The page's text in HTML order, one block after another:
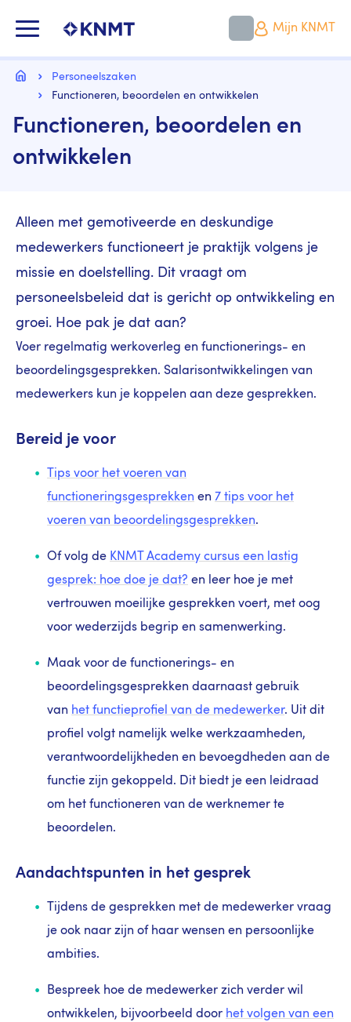
naar
gaan
Mijn KNMT
Kruimelpad
HomePersoneelszaken
Functioneren, beoordelen en ontwikkelen
Functioneren, beoordelen en
ontwikkelen
Alleen met gemotiveerde en deskundige
medewerkers functioneert je praktijk volgens je
missie en doelstelling. Dit vraagt om
personeelsbeleid dat is gericht op ontwikkeling en
groei. Hoe pak je dat aan?
Voer regelmatig werkoverleg en functionerings- en
beoordelingsgesprekken. Salarisontwikkelingen van
medewerkers kun je koppelen aan deze gesprekken.
Bereid je voor
Tips voor het voeren van
functioneringsgesprekken en 7 tips voor het
voeren van beoordelingsgesprekken.
Of volg de KNMT Academy cursus een lastig
gesprek: hoe doe je dat? en leer hoe je met
vertrouwen moeilijke gesprekken voert, met oog
voor wederzijds begrip en samenwerking.
Maak voor de functionerings- en
beoordelingsgesprekken daarnaast gebruik
van het functieprofiel van de medewerker. Uit dit
profiel volgt namelijk welke werkzaamheden,
verantwoordelijkheden en bevoegdheden aan de
functie zijn gekoppeld. Dit biedt je een leidraad
om het functioneren van de werknemer te
beoordelen.
Aandachtspunten in het gesprek
Tijdens de gesprekken met de medewerker vraag
je ook naar zijn of haar wensen en persoonlijke
ambities.
Bespreek hoe de medewerker zich verder wil
ontwikkelen, bijvoorbeeld door het volgen van een